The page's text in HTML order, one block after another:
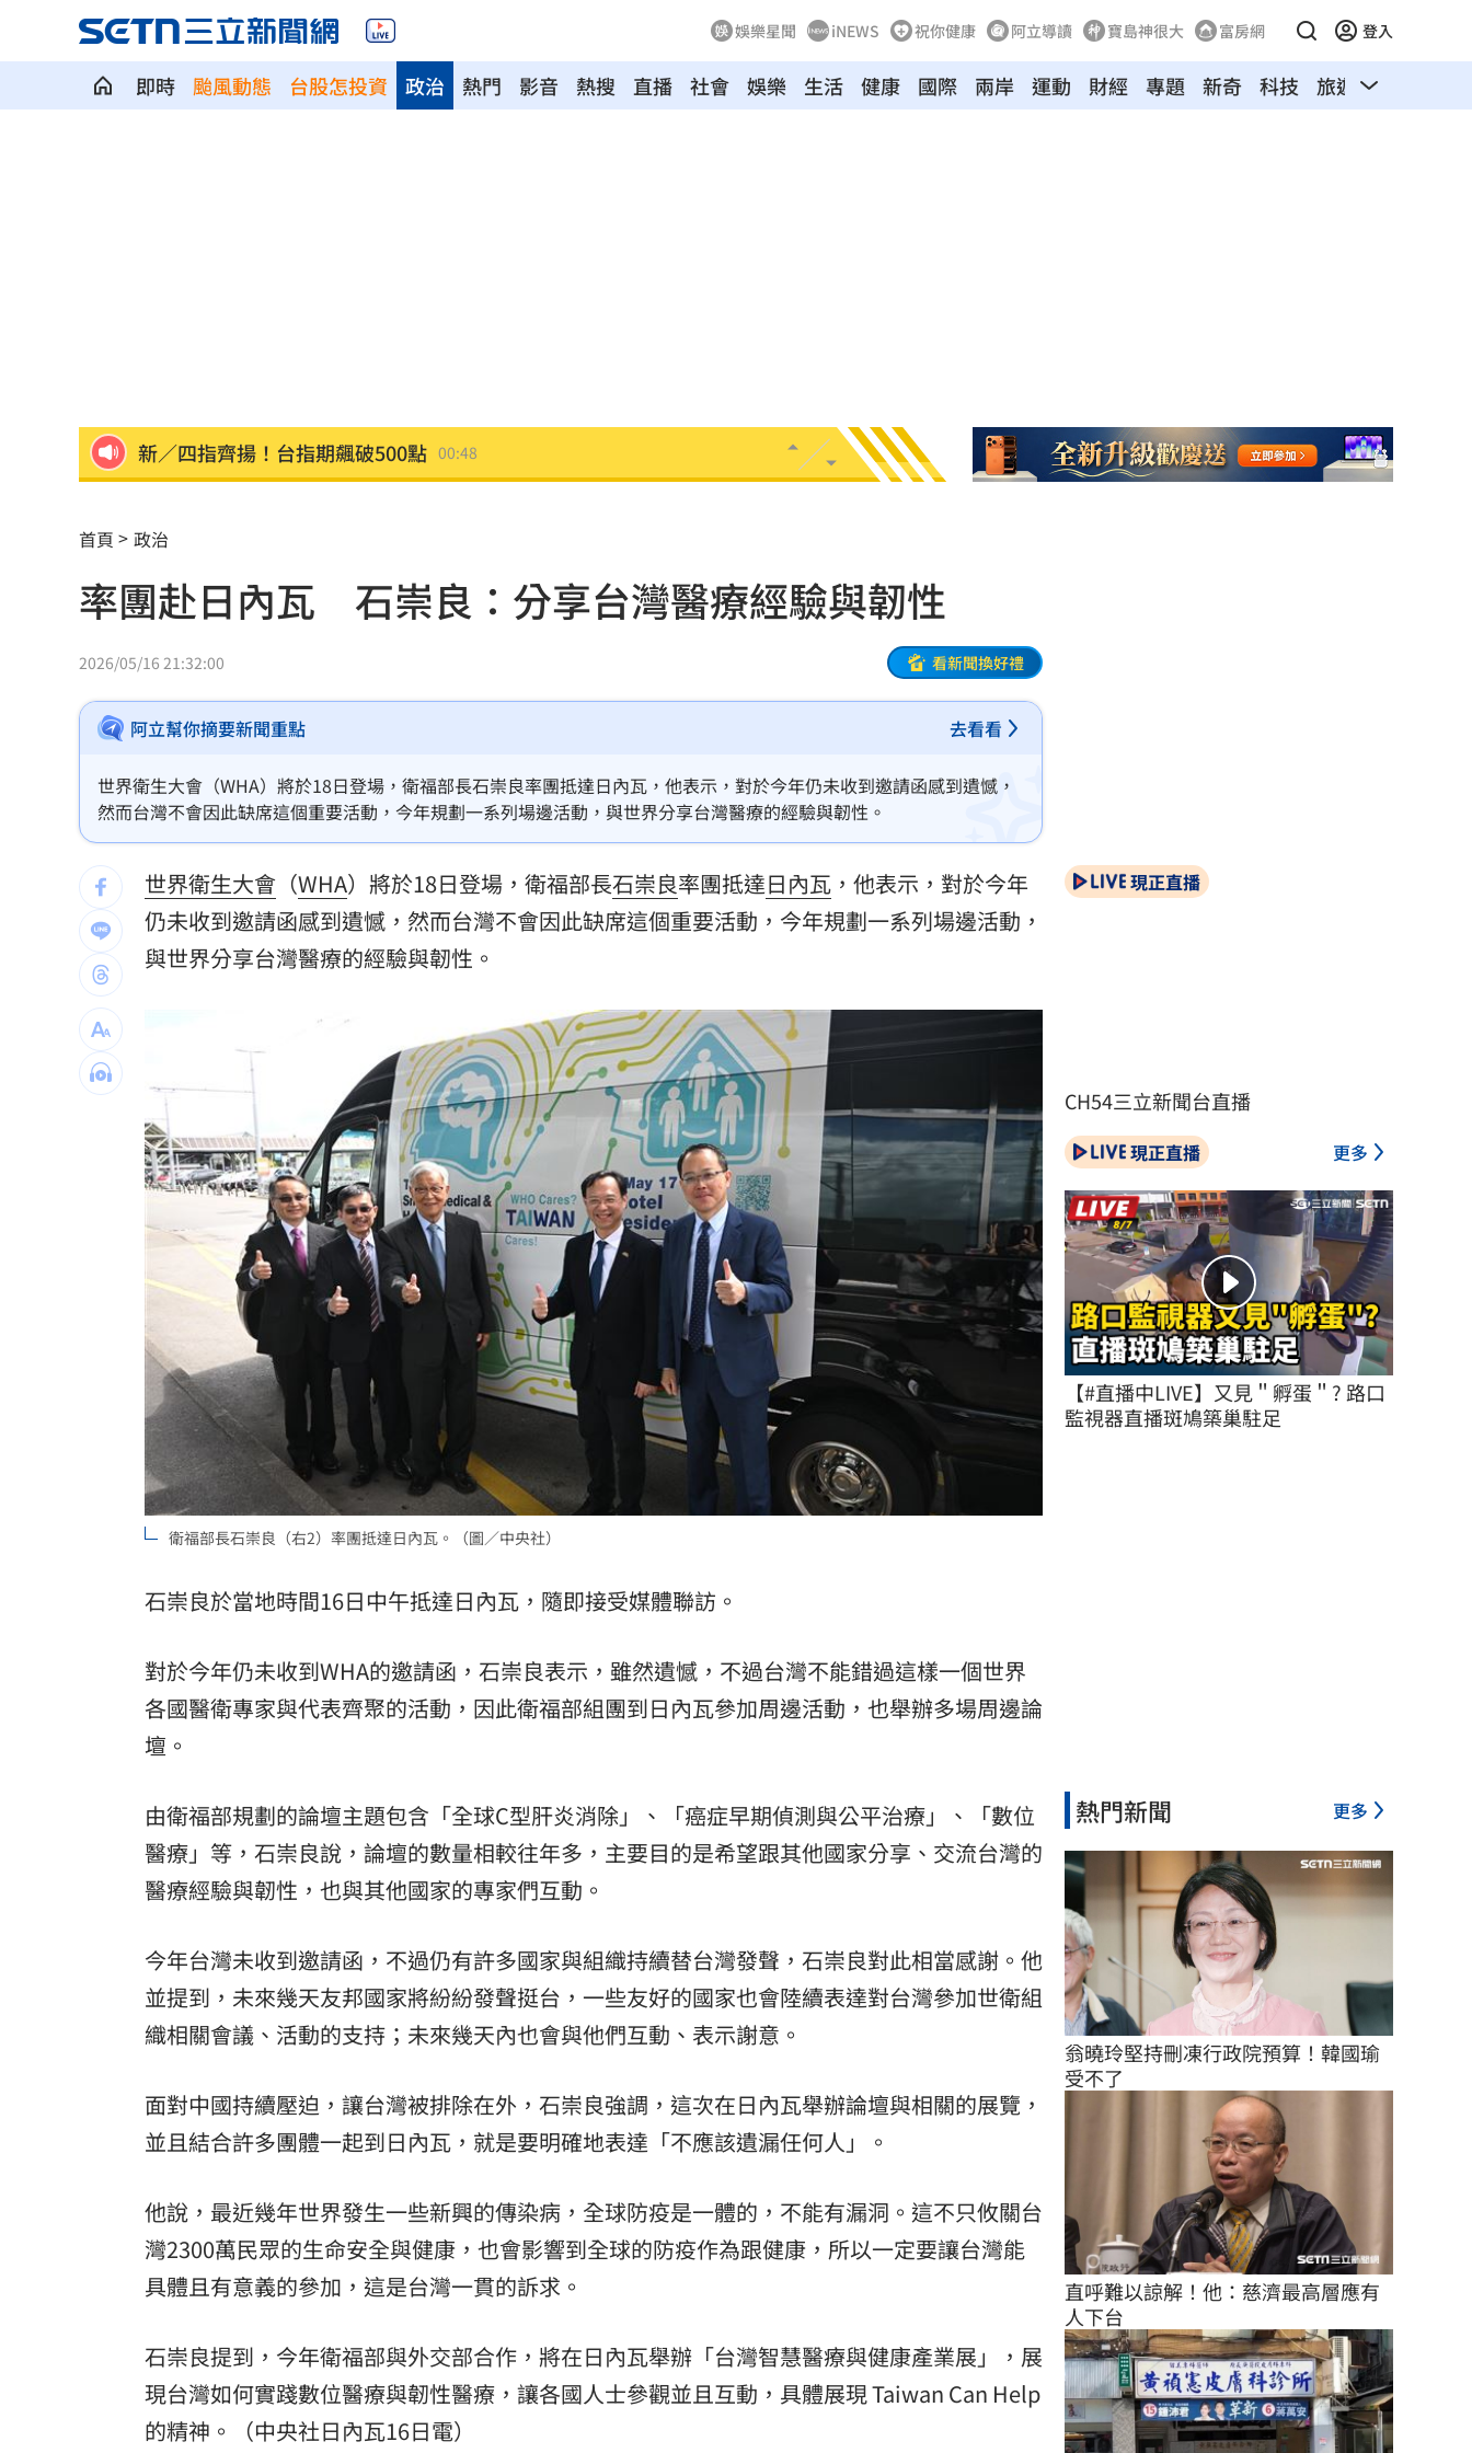
娛樂星聞 iNEWS 祝你健康 阿立導讀 寶島神很大 富房網 登入
即時 颱風動態 台股怎投資 熱門 影音 熱搜 直播
政治 社會 娛樂 生活 健康 國際 兩岸 運動 財經 專題 新奇 科技 旅遊 汽車
新／四指齊揚！台指期飆破500點 00:48
稱龍蝦咬完就吐 爆李世宗要信徒喝精油
樂天女孩淚揭往事 愛意表達障礙遭重擊 00:41
一張百萬太貴！他公開高價股買法：賺30萬
獨／海外遊學增強外語 台人夯英、美、加 00:31
伊波拉失控！專家憂病毒恐已突變 00:23
63歲章小蕙吐露心聲：後悔當年嫁給鍾鎮濤
白海豚颱風擺盪逼近！雨到「這時」才趨緩
每股配12.8元的它 Ｑ2營收曝光 00:00
連續2場安打！ 林安可掃二壘打貢獻1打點 23:59
歐洲避暑天堂失守！地中海熱到像溫泉 23:53
台灣彩券開獎直播中 20:31
LIVE三立+24小時直播 15:27
三立iNEWS新聞台線上直播 18:00
商場戰國來臨 台中「頂奢大道」逐漸成形 12:00
台彩父親節推新刮刮樂千萬頭獎超「爸」氣 12:00
「拍片人的多重宇宙」職涯論壇9/12登場！
8國球員齊聚高雄 Formosa 7s掀足球熱潮 10:00
首頁 政治
率團赴日內瓦 石崇良：分享台灣醫療經驗與韌性
2026/05/16 21:32:00 看新聞換好禮
阿立幫你摘要新聞重點 去看看
世界衛生大會（WHA）將於18日登場，衛福部長石崇良率團抵達日內瓦，他表示，對於今年仍未收到邀請函感到遺憾，
然而台灣不會因此缺席這個重要活動，今年規劃一系列場邊活動，與世界分享台灣醫療的經驗與韌性。
世界衛生大會 （WHA）將於18日登場，衛福部長石崇良率團抵達日內瓦 ，他表示，對於今年
仍未收到邀請函感到遺憾，然而台灣不會因此缺席這個重要活動，今年規劃一系列場邊活動，
與世界分享台灣醫療的經驗與韌性。
衛福部長石崇良（右2）率團抵達日內瓦。（圖／中央社）
石崇良於當地時間16日中午抵達日內瓦，隨即接受媒體聯訪。
對於今年仍未收到WHA的邀請函，石崇良表示，雖然遺憾，不過台灣不能錯過這樣一個世界
各國醫衛專家與代表齊聚的活動，因此衛福部組團到日內瓦參加周邊活動，也舉辦多場周邊論
壇。
由衛福部規劃的論壇主題包含「全球C型肝炎消除」、「癌症早期偵測與公平治療」、「數位
醫療」等，石崇良說，論壇的數量相較往年多，主要目的是希望跟其他國家分享、交流台灣的
醫療經驗與韌性，也與其他國家的專家們互動。
今年台灣未收到邀請函，不過仍有許多國家與組織持續替台灣發聲，石崇良對此相當感謝。他
並提到，未來幾天友邦國家將紛紛發聲挺台，一些友好的國家也會陸續表達對台灣參加世衛組
織相關會議、活動的支持；未來幾天內也會與他們互動、表示謝意。
面對中國持續壓迫，讓台灣被排除在外，石崇良強調，這次在日內瓦舉辦論壇與相關的展覽，
並且結合許多團體一起到日內瓦，就是要明確地表達「不應該遺漏任何人」。
他說，最近幾年世界發生一些新興的傳染病，全球防疫是一體的，不能有漏洞。這不只攸關台
灣2300萬民眾的生命安全與健康，也會影響到全球的防疫作為跟健康，所以一定要讓台灣能
具體且有意義的參加，這是台灣一貫的訴求。
石崇良提到，今年衛福部與外交部合作，將在日內瓦舉辦「台灣智慧醫療與健康產業展」，展
現台灣如何實踐數位醫療與韌性醫療，讓各國人士參觀並且互動，具體展現 Taiwan Can Help
的精神。（中央社日內瓦16日電）
現正直播
CH54三立新聞台直播
現正直播 更多
【#直播中LIVE】又見＂孵蛋＂? 路口
監視器直播斑鳩築巢駐足
熱門新聞 更多
翁曉玲堅持刪凍行政院預算！韓國瑜
受不了
直呼難以諒解！他：慈濟最高層應有
人下台